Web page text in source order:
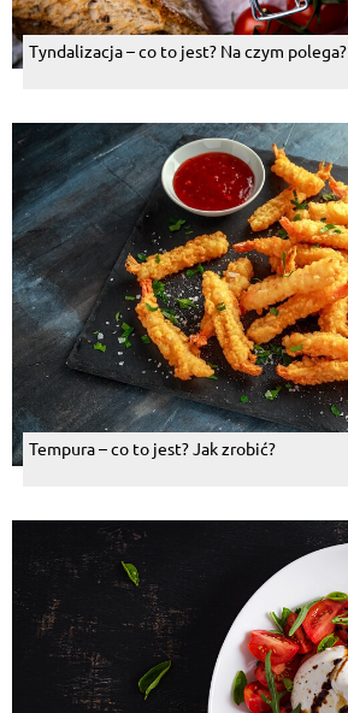
Tyndalizacja – co to jest? Na czym polega?
Tempura – co to jest? Jak zrobić?